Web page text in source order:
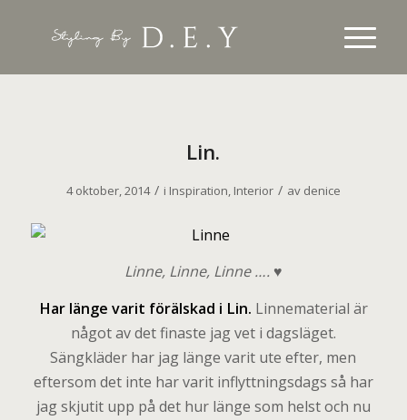
Lin.
4 oktober, 2014 / i Inspiration, Interior / av denice
Linne, Linne, Linne …. ♥
Har länge varit förälskad i Lin. Linnematerial är
något av det finaste jag vet i dagsläget.
Sängkläder har jag länge varit ute efter, men
eftersom det inte har varit inflyttningsdags så har
jag skjutit upp på det hur länge som helst och nu